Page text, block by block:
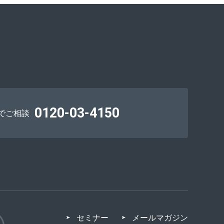
ご相談 0120-03-4150
セミナー メールマガジン